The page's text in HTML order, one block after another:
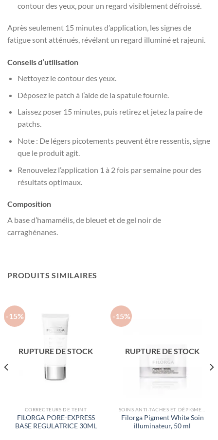
contour des yeux, pour un regard visiblement défroissé.
Après seulement 15 minutes d’application, les signes de
fatigue sont atténués, révélant un regard illuminé et rajeuni.
Conseils d’utilisation
Nettoyez le contour des yeux.
Déposez le patch à l’aide de la spatule fournie.
Laissez poser 15 minutes, puis retirez et jetez la paire de
patchs.
Note : De légers picotements peuvent être ressentis, signe
que le produit agit.
Renouvelez l’application 1 à 2 fois par semaine pour des
résultats optimaux.
Composition
A base d’hamamélis, de bleuet et de gel noir de
carraghénanes.
PRODUITS SIMILAIRES
-15%
RUPTURE DE STOCK
CORRECTEURS DE TEINT
FILORGA PORE-EXPRESS
BASE REGULATRICE 30ML
-15%
RUPTURE DE STOCK
Filorga Pigment White Soin
illuminateur, 50 ml